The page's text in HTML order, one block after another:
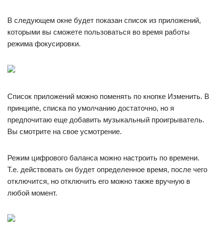
В следующем окне будет показан список из приложений,
которыми вы сможете пользоваться во время работы
режима фокусировки.
Список приложений можно поменять по кнопке Изменить. В
принципе, списка по умолчанию достаточно, но я
предпочитаю еще добавить музыкальный проигрыватель.
Вы смотрите на свое усмотрение.
Режим цифрового баланса можно настроить по времени.
Т.е. действовать он будет определенное время, после чего
отключится, но отключить его можно также вручную в
любой момент.